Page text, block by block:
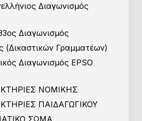
Διαγωνισμός
Διαγωνισμός
(Δικαστικών Γραμματέων)
Διαγωνισμός EPSO
ΝΟΜΙΚΗΣ
ΠΑΙΔΑΓΩΓΙΚΟΥ
ΣΩΜΑ